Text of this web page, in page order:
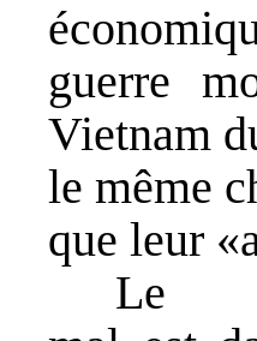
guerre
Vietnam
le même
que leur
Le